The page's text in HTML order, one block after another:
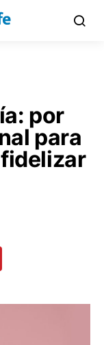
por
para